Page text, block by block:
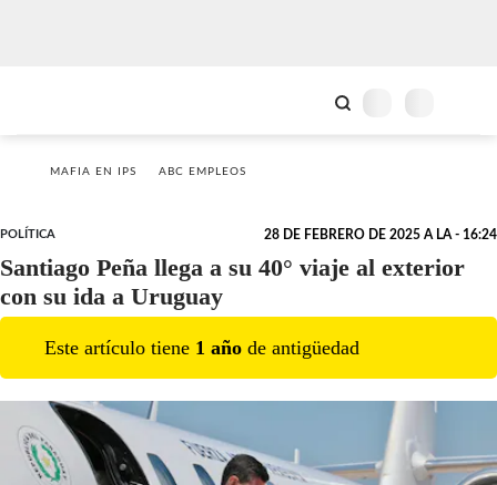
MAFIA EN IPS ABC EMPLEOS
POLÍTICA 28 DE FEBRERO DE 2025 A LA - 16:24
Santiago Peña llega a su 40° viaje al exterior
con su ida a Uruguay
Este artículo tiene 1 año de antigüedad